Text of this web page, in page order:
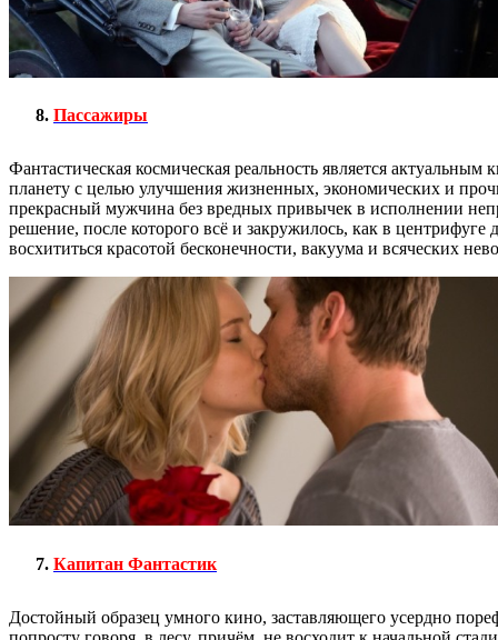
Пассажиры
Фантастическая космическая реальность является
планету с целью улучшения жизненных, экономических и
прекрасный мужчина без вредных привычек в исполнении
решение, после которого всё и закружилось, как в
восхититься красотой бесконечности, вакуума и всяческих
Капитан Фантастик
Достойный образец умного кино, заставляющего усердно